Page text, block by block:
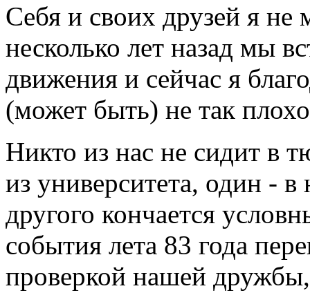
Себя и своих друзей я не
несколько лет назад мы
движения и сейчас я
(может быть) не так
Никто из нас не сидит в
из университета, один -
другого кончается
события лета 83 года
проверкой нашей